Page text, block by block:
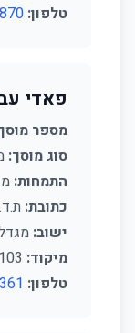
טלפון:
פאדי
מספר
סוג מוסך:
התמחות:
כתובת: ת.ד. 175 א.תעשיה
ישוב:
מיקוד:
טלפון: